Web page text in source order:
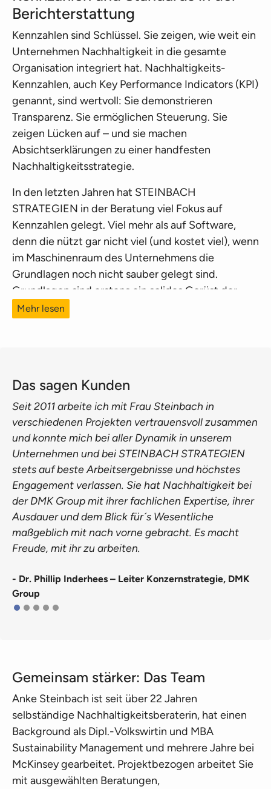
Berichterstattung
Kennzahlen sind Schlüssel. Sie zeigen, wie weit ein
Unternehmen Nachhaltigkeit in die gesamte
Organisation integriert hat. Nachhaltigkeits-
Kennzahlen, auch Key Performance Indicators (KPI)
genannt, sind wertvoll: Sie demonstrieren
Transparenz. Sie ermöglichen Steuerung. Sie
zeigen Lücken auf – und sie machen
Absichtserklärungen zu einer handfesten
Nachhaltigkeitsstrategie.
In den letzten Jahren hat STEINBACH
STRATEGIEN in der Beratung viel Fokus auf
Kennzahlen gelegt. Viel mehr als auf Software,
denn die nützt gar nicht viel (und kostet viel), wenn
im Maschinenraum des Unternehmens die
Grundlagen noch nicht sauber gelegt sind.
Grundlagen sind erstens ein solides Gerüst der
Zahlen, das sich aus verschiedenen Standards und
Anforderungen – z.B. Ratings, Rankings,
festgeschriebene Definitionen und ein Verständnis
Unternehmens (Konsolidierungskreis) sie
abdecken. Aus der Erfahrung ist die dritte zentrale
Grundlage ein sauberes organisatorisches Setup
mit Verantwortlichkeiten und Prozessen – und
dann sehr gern auch mit einer leistungsfähigen
Softwarelösung, die auf Knopfdruck ausgewertete
Daten bereitstellt.
Mehr lesen
Das sagen Kunden
Seit 2011 arbeite ich mit Frau Steinbach in
verschiedenen Projekten vertrauensvoll zusammen
und konnte mich bei aller Dynamik in unserem
Unternehmen und bei STEINBACH STRATEGIEN
stets auf beste Arbeitsergebnisse und höchstes
Engagement verlassen. Sie hat Nachhaltigkeit bei
der DMK Group mit ihrer fachlichen Expertise, ihrer
Ausdauer und dem Blick für´s Wesentliche
maßgeblich mit nach vorne gebracht. Es macht
Freude, mit ihr zu arbeiten.
- Dr. Phillip Inderhees – Leiter Konzernstrategie, DMK
Group
Gemeinsam stärker: Das Team
Anke Steinbach ist seit über 22 Jahren
selbständige Nachhaltigkeitsberaterin, hat einen
Background als Dipl.-Volkswirtin und MBA
Sustainability Management und mehrere Jahre bei
McKinsey gearbeitet. Projektbezogen arbeitet Sie
mit ausgewählten Beratungen,